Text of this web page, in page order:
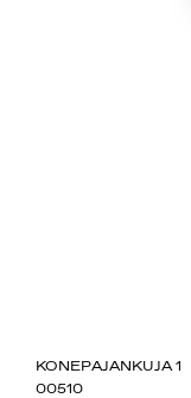
SUOMIAREENA
KONEPAJANKUJA 1
00510